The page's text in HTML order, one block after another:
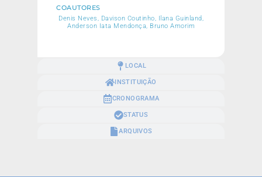
LOCAL
INSTITUIÇÃO
CRONOGRAMA
STATUS
ARQUIVOS
COAUTORES
Denis Neves, Davison Coutinho, Ilana Guinland,
Anderson Iata Mendonça, Bruno Amorim